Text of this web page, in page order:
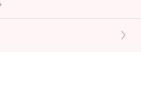
通知。
保留座位安排的權利。
全員到齊方可享有折扣。